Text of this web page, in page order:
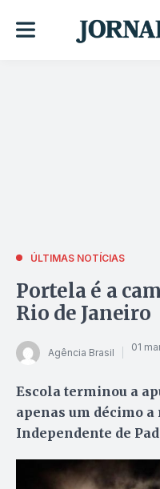
ÚLTIMAS NOTÍCIAS
Portela é a
Rio de Janeiro
Agência Brasil 01
Escola terminou a
apenas um décimo a
Independente de